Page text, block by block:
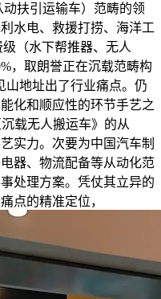
扶引运输车）范畴的领
水电、救援打捞、海洋工
（水下帮推器、无人
，取朗誉正在沉载范畴构
山地址出了行业痛点。仍
化和顺应性的环节手艺之
载无人搬运车》的从
实力。次要为中国汽车制
器、物流配备等从动化范
处理方案。凭仗其立异的
点的精准定位，